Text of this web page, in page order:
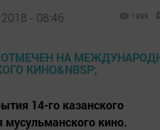
- 08:46 1899
14-го казанского
кино.